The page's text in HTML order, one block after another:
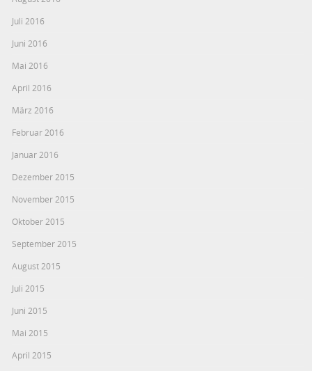
Juli 2016
Juni 2016
Mai 2016
April 2016
März 2016
Februar 2016
Januar 2016
Dezember 2015
November 2015
Oktober 2015
September 2015
August 2015
Juli 2015
Juni 2015
Mai 2015
April 2015